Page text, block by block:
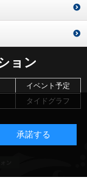
ョン
イベント予定
タイドグラフ
Reserved.
承諾する